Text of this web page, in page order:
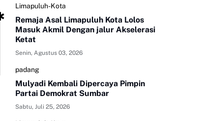
Limapuluh-Kota
Remaja Asal Limapuluh Kota Lolos
Masuk Akmil Dengan jalur Akselerasi
Ketat
Senin, Agustus 03, 2026
padang
Mulyadi Kembali Dipercaya Pimpin
Partai Demokrat Sumbar
Sabtu, Juli 25, 2026